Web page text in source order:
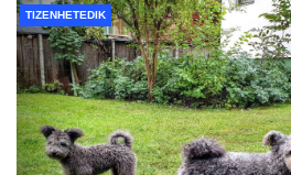
TIZENHETEDIK